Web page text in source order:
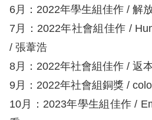
無
障
快
捷
鍵
6月：2022年學生組佳作 / 解
7月：2022年社會組佳作 /
/ 張葦浩
8月：2022年社會組佳作 / 返
9月：2022年社會組銅獎 /
10月：2023年學生組佳作 /